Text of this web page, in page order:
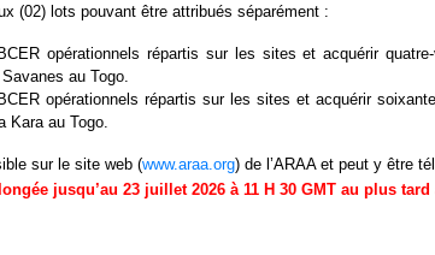
(02) lots pouvant être attribués séparément :
opérationnels répartis sur les sites et acquérir
au Togo.
opérationnels répartis sur les sites et acquérir
Kara au Togo.
sur le site web (www.araa.org) de l’ARAA et peut y être
jusqu’au 23 juillet 2026 à 11 H 30 GMT au plus tard